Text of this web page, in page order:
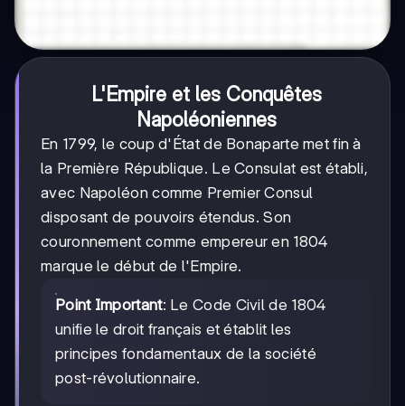
L'Empire et les Conquêtes
Napoléoniennes
En 1799, le coup d'État de Bonaparte met fin à
la Première République. Le Consulat est établi,
avec Napoléon comme Premier Consul
disposant de pouvoirs étendus. Son
couronnement comme empereur en 1804
marque le début de l'Empire.
Point Important: Le Code Civil de 1804
unifie le droit français et établit les
principes fondamentaux de la société
post-révolutionnaire.